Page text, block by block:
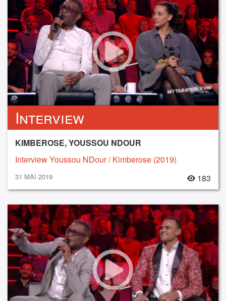
Interview
KIMBEROSE, YOUSSOU NDOUR
Interview Youssou NDour / Kimberose (2019)
31 MAI 2019 183